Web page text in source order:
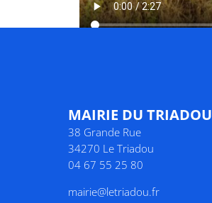
MAIRIE DU TRIADOU
38 Grande Rue
34270 Le Triadou
04 67 55 25 80
mairie@letriadou.fr